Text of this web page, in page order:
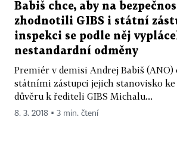
Babiš chce, aby na
zhodnotili GIBS i státní
inspekci se podle něj
nestandardní odměny
Premiér v demisi Andrej Babiš (ANO)
státními zástupci jejich stanovisko ke
důvěru k řediteli GIBS Michalu...
8. 3. 2018 ▪ 3 min. čtení